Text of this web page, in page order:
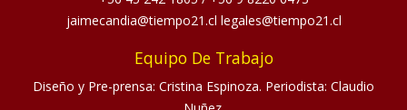
jaimecandia@tiempo21.cl legales@tiempo21.cl
Equipo De Trabajo
Diseño y Pre-prensa: Cristina Espinoza. Periodista: Claudio